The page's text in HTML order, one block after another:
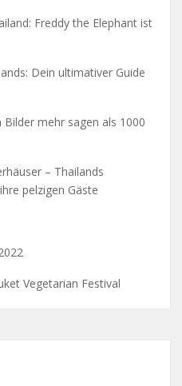
Freddy the Elephant ist
Dein ultimativer Guide
mehr sagen als 1000
– Thailands
pelzigen Gäste
Vegetarian Festival